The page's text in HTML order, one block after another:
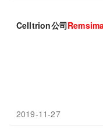
Celltrion公司
2019-11-27